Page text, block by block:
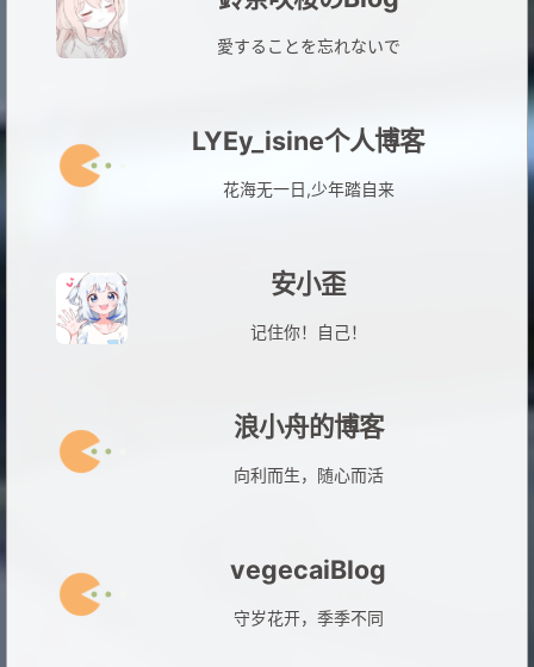
愛することを忘れないで
LYEy_isine个人博客
花海无一日,少年踏自来
安小歪
记住你！自己！
浪小舟的博客
向利而生，随心而活
vegecaiBlog
守岁花开，季季不同